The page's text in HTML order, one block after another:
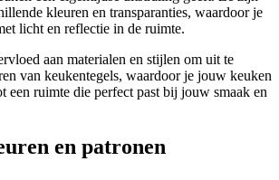
kleuren en transparanties, waardoor je
licht en reflectie in de ruimte.
aan materialen en stijlen om uit te
van keukentegels, waardoor je jouw keuken
een ruimte die perfect past bij jouw smaak en
en patronen